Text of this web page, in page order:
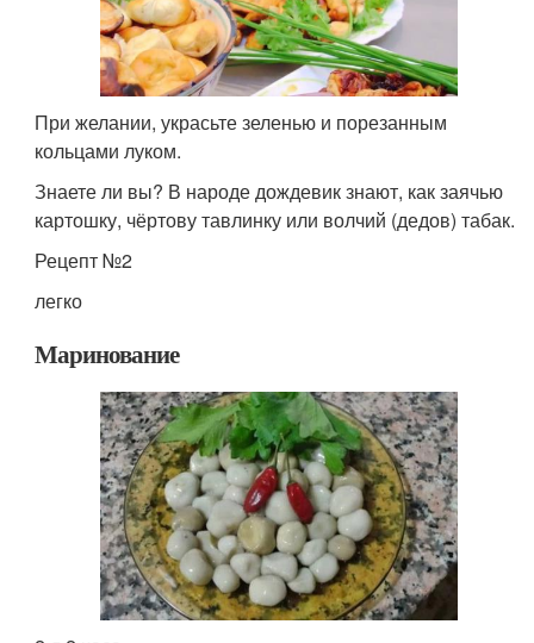
При желании, украсьте зеленью и порезанным
кольцами луком.
Знаете ли вы? В народе дождевик знают, как заячью
картошку, чёртову тавлинку или волчий (дедов) табак.
Рецепт №2
легко
Маринование